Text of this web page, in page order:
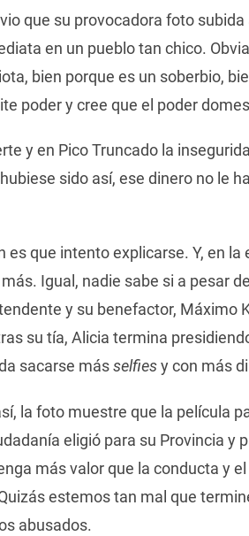
que su provocadora foto
en un pueblo tan chico.
bien porque es un soberbio,
poder y cree que el poder
y en Pico Truncado la
sido así, ese dinero no le
es que intento explicarse. Y, en
Igual, nadie sabe si a pesar
y su benefactor, Máximo
su tía, Alicia termina
sacarse másselfiesy con más
la foto muestre que la película
eligió para su Provincia y
más valor que la conducta y
estemos tan mal que
abusados.